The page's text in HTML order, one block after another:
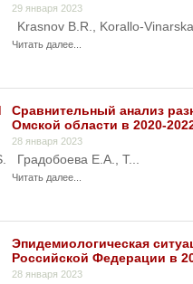
29 января 2023
Krasnov B.R., Korallo-
Читать далее...
Сравнительный анализ
Омской области в 2020-
28 января 2023
Градобоева Е.А., Т...
Читать далее...
Эпидемиологическая
Российской Федерации в
28 января 2023